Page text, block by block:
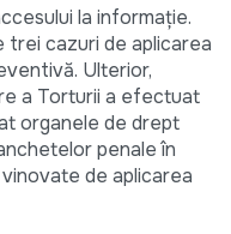
la informaţie.
trei cazuri de aplicarea
Ulterior,
a Torturii a efectuat
organele de drept
penale în
de aplicarea